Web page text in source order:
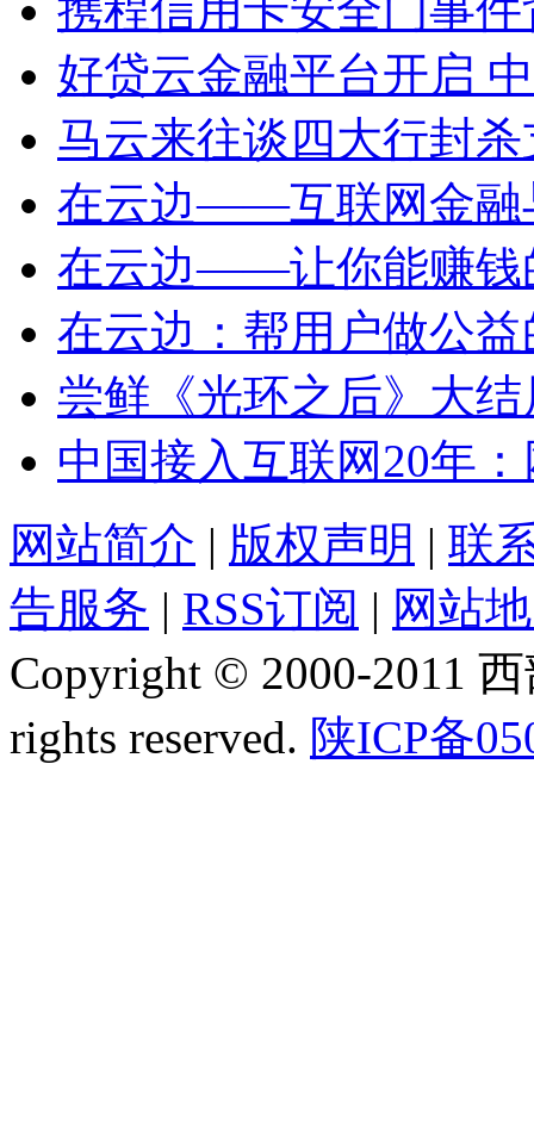
好贷云金融平台开启
马云来往谈四大行封
在云边——互联网金融
在云边——让你能赚钱
在云边：帮用户做公益
尝鲜《光环之后》大
中国接入互联网20年
网站简介 | 版权声明 | 联
告服务 | RSS订阅 | 网站
Copyright © 2000-2011
rights reserved. 陕ICP备